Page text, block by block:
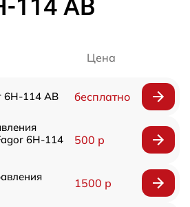
114 AB
Цена
6H-114 AB бесплатно
6H-114
500 р
1500 р